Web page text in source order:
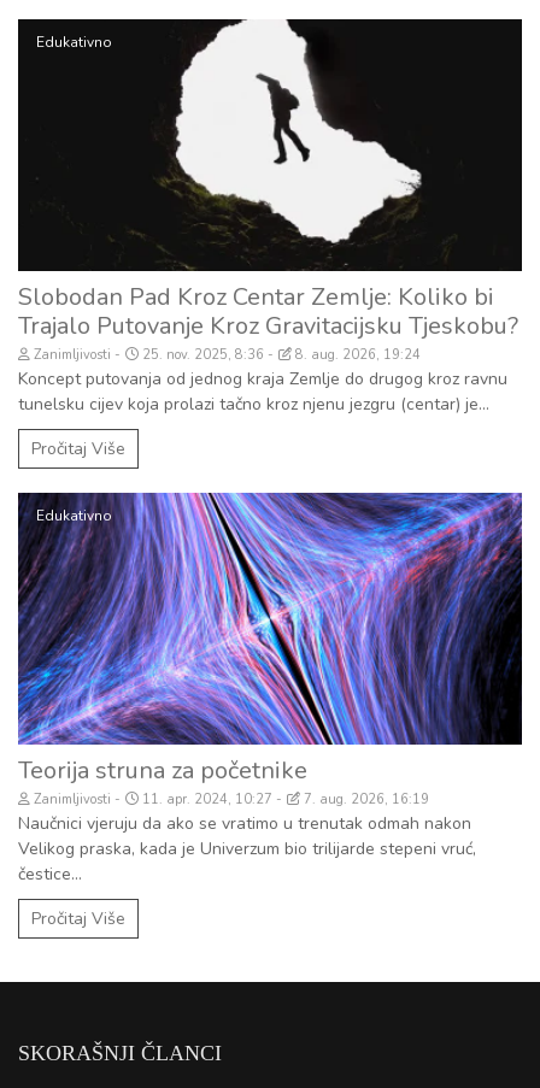
Edukativno
Slobodan Pad Kroz Centar Zemlje: Koliko bi
Trajalo Putovanje Kroz Gravitacijsku Tjeskobu?
Zanimljivosti 25. nov. 2025, 8:36 8. aug. 2026, 19:24
Koncept putovanja od jednog kraja Zemlje do drugog kroz ravnu
tunelsku cijev koja prolazi tačno kroz njenu jezgru (centar) je...
Pročitaj Više
Edukativno
Teorija struna za početnike
Zanimljivosti 11. apr. 2024, 10:27 7. aug. 2026, 16:19
Naučnici vjeruju da ako se vratimo u trenutak odmah nakon
Velikog praska, kada je Univerzum bio trilijarde stepeni vruć,
čestice...
Pročitaj Više
SKORAŠNJI ČLANCI